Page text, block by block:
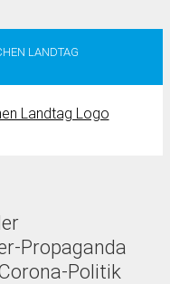
LANDTAG
Propaganda
Politik